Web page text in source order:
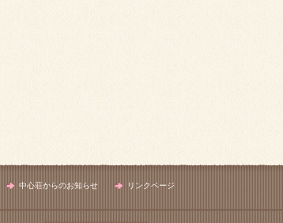
中心荘からのお知らせ リンクページ